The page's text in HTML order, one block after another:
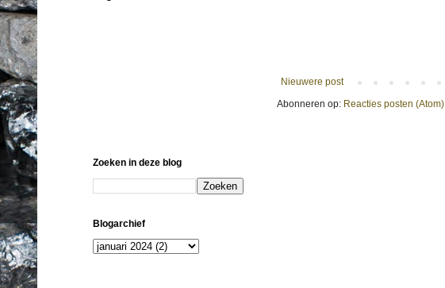
Nieuwere post
Abonneren op: Reacties posten (Atom)
Zoeken in deze blog
Blogarchief